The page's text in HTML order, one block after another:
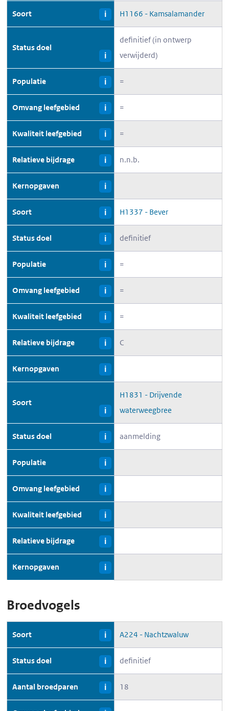
Soort i H1166 - Kamsalamander
Status doel
i
definitief (in ontwerp
verwijderd)
Populatie i =
Omvang leefgebied i =
Kwaliteit leefgebied i =
Relatieve bijdrage i n.n.b.
Kernopgaven i
Soort i H1337 - Bever
Status doel i definitief
Populatie i =
Omvang leefgebied i =
Kwaliteit leefgebied i =
Relatieve bijdrage i C
Kernopgaven i
Soort
i
H1831 - Drijvende
waterweegbree
Status doel i aanmelding
Populatie i
Omvang leefgebied i
Kwaliteit leefgebied i
Relatieve bijdrage i
Kernopgaven i
Broedvogels
Soort i A224 - Nachtzwaluw
Status doel i definitief
Aantal broedparen i 18